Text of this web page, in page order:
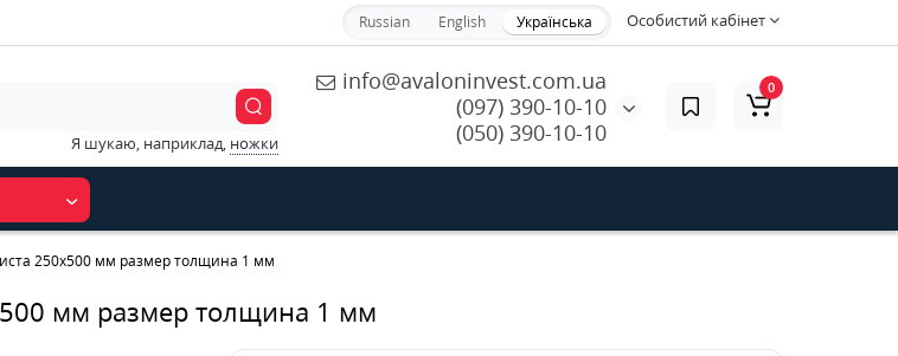
Особистий кабінет
Russian English Українська
info@avaloninvest.com.ua
(097) 390-10-10
(050) 390-10-10
Я шукаю, наприклад, ножки
0
250х500 мм размер толщина 1 мм
мм размер толщина 1 мм